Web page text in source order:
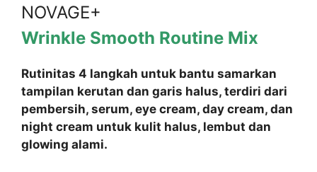
NOVAGE+
Wrinkle Smooth Routine Mix
Rutinitas 4 langkah untuk bantu samarkan
tampilan kerutan dan garis halus, terdiri dari
pembersih, serum, eye cream, day cream, dan
night cream untuk kulit halus, lembut dan
glowing alami.